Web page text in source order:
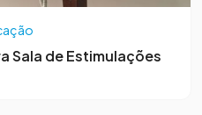
Sala de Estimulações